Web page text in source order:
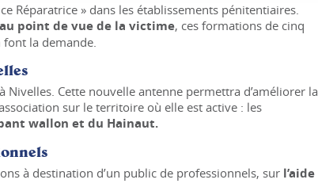
Réparatrice » dans les établissements pénitentiaires.
point de vue de la victime, ces formations de cinq
font la demande.
Nivelles. Cette nouvelle antenne permettra d’améliorer la
sur le territoire où elle est active : les
wallon et du Hainaut.
à destination d’un public de professionnels, sur l’aide